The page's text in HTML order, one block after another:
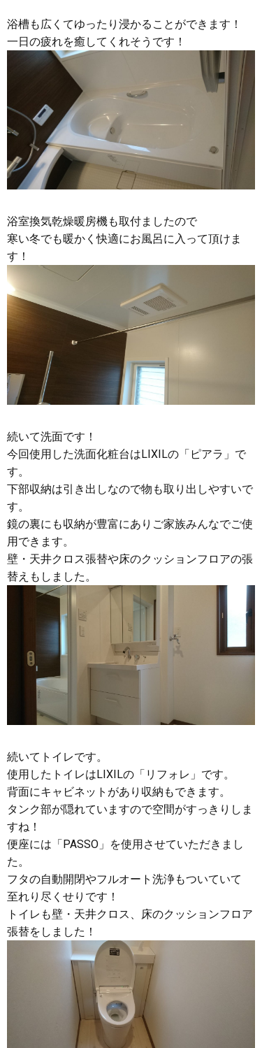
浴槽も広くてゆったり浸かることができます！
一日の疲れを癒してくれそうです！
浴室換気乾燥暖房機も取付ましたので
寒い冬でも暖かく快適にお風呂に入って頂けま
す！
続いて洗面です！
今回使用した洗面化粧台はLIXILの「ピアラ」で
す。
下部収納は引き出しなので物も取り出しやすいで
す。
鏡の裏にも収納が豊富にありご家族みんなでご使
用できます。
壁・天井クロス張替や床のクッションフロアの張
替えもしました。
続いてトイレです。
使用したトイレはLIXILの「リフォレ」です。
背面にキャビネットがあり収納もできます。
タンク部が隠れていますので空間がすっきりしま
すね！
便座には「PASSO」を使用させていただきまし
た。
フタの自動開閉やフルオート洗浄もついていて
至れり尽くせりです！
トイレも壁・天井クロス、床のクッションフロア
張替をしました！